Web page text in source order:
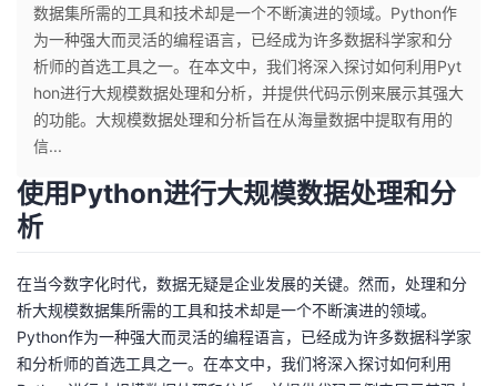
个
人
主
页
我
的
开
发
者
我
数据集所需的工具和技术却是一个不断演进的领域。Python作
为一种强大而灵活的编程语言，已经成为许多数据科学家和分
析师的首选工具之一。在本文中，我们将深入探讨如何利用Pyt
hon进行大规模数据处理和分析，并提供代码示例来展示其强大
的功能。大规模数据处理和分析旨在从海量数据中提取有用的
信...
使用Python进行大规模数据处理和分
析
在当今数字化时代，数据无疑是企业发展的关键。然而，处理和分
析大规模数据集所需的工具和技术却是一个不断演进的领域。
Python作为一种强大而灵活的编程语言，已经成为许多数据科学家
和分析师的首选工具之一。在本文中，我们将深入探讨如何利用